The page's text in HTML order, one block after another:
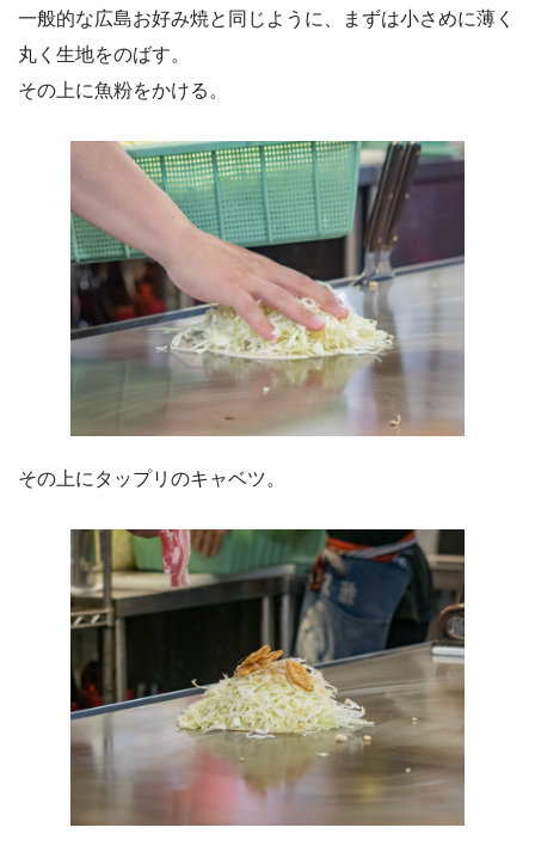
一般的な広島お好み焼と同じように、まずは小さめに薄く
丸く生地をのばす。
その上に魚粉をかける。
その上にタップリのキャベツ。